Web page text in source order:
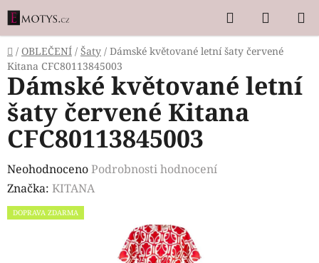
Přejít
na
obsah
Hledat
KOŠÍK
Domů
/ OBLEČENÍ / Šaty / Dámské květované letní šaty červené
Kitana CFC80113845003
Dámské květované letní
šaty červené Kitana
CFC80113845003
Průměrné
hodnocení
produktu
NeohodnocenoPodrobnosti hodnocení
Značka: KITANA
DOPRAVA ZDARMA